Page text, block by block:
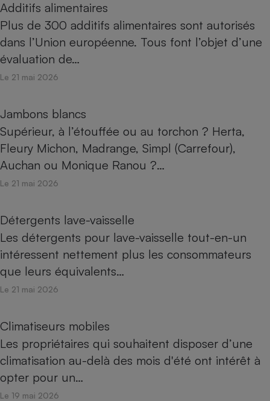
Additifs alimentaires
Plus de 300 additifs alimentaires sont autorisés
dans l’Union européenne. Tous font l’objet d’une
évaluation de…
Le 21 mai 2026
Jambons blancs
Supérieur, à l’étouffée ou au torchon ? Herta,
Fleury Michon, Madrange, Simpl (Carrefour),
Auchan ou Monique Ranou ?…
Le 21 mai 2026
Détergents lave-vaisselle
Les détergents pour lave-vaisselle tout-en-un
intéressent nettement plus les consommateurs
que leurs équivalents…
Le 21 mai 2026
Climatiseurs mobiles
Les propriétaires qui souhaitent disposer d’une
climatisation au-delà des mois d'été ont intérêt à
opter pour un…
Le 19 mai 2026